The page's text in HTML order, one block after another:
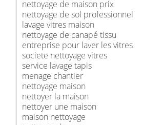
nettoyage de maison prix
nettoyage de sol professionnel
lavage vitres maison
nettoyage de canapé tissu
entreprise pour laver les vitres
societe nettoyage vitres
service lavage tapis
menage chantier
nettoyage maison
nettoyer la maison
nettoyer une maison
maison nettoyage